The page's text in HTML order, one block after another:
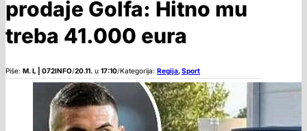
prodaje Golfa: Hitno mu
treba 41.000 eura
Piše: M. L | 072INFO/20.11. u 17:10/Kategorija: Regija,Sport